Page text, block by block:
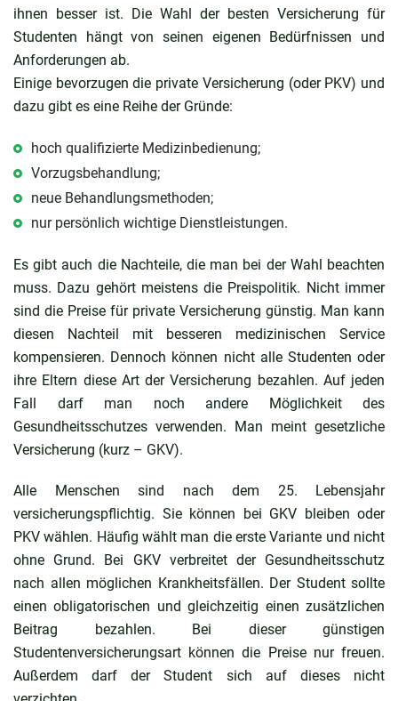
ihnen besser ist. Die Wahl der besten Versicherung für
Studenten hängt von seinen eigenen Bedürfnissen und
Anforderungen ab.
Einige bevorzugen die private Versicherung (oder PKV) und
dazu gibt es eine Reihe der Gründe:
hoch qualifizierte Medizinbedienung;
Vorzugsbehandlung;
neue Behandlungsmethoden;
nur persönlich wichtige Dienstleistungen.
Es gibt auch die Nachteile, die man bei der Wahl beachten
muss. Dazu gehört meistens die Preispolitik. Nicht immer
sind die Preise für private Versicherung günstig. Man kann
diesen Nachteil mit besseren medizinischen Service
kompensieren. Dennoch können nicht alle Studenten oder
ihre Eltern diese Art der Versicherung bezahlen. Auf jeden
Fall darf man noch andere Möglichkeit des
Gesundheitsschutzes verwenden. Man meint gesetzliche
Versicherung (kurz – GKV).
Alle Menschen sind nach dem 25. Lebensjahr
versicherungspflichtig. Sie können bei GKV bleiben oder
PKV wählen. Häufig wählt man die erste Variante und nicht
ohne Grund. Bei GKV verbreitet der Gesundheitsschutz
nach allen möglichen Krankheitsfällen. Der Student sollte
einen obligatorischen und gleichzeitig einen zusätzlichen
Beitrag bezahlen. Bei dieser günstigen
Studentenversicherungsart können die Preise nur freuen.
Außerdem darf der Student sich auf dieses nicht